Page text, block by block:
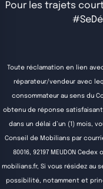
Pour les trajets
Toute réclamation en lien
réparateur/vendeur avec
consommateur au sens du
obtenu de réponse
dans un délai d’un (1) mois,
Conseil de Mobilians par
80016, 92197 MEUDON
mobilians.fr, Si vous résidez au
possibilité, notamment et